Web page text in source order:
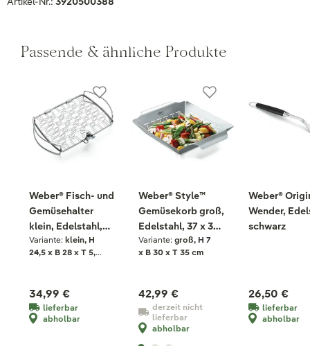
Passende & ähnliche Produkte
Weber® Fisch- und
Gemüsehalter
klein, Edelstahl,
rechteckig
Variante: klein, H
24,5 x B 28 x T 5,3
34,99 €
lieferbar
abholbar
Weber® Style™
Gemüsekorb groß,
Edelstahl, 37 x 30
x 6,5 cm
Variante:groß, H 7
x B 30 x T 35 cm
42,99 €
derzeit nicht
lieferbar
abholbar
Weber®
Wender,
schwarz
26,50 €
lieferbar
abholbar